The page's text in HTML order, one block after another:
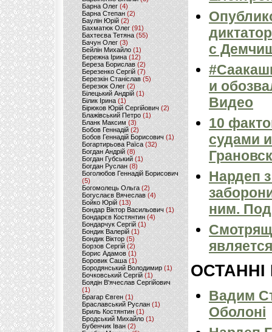
Барна Олег (4)
Барна Степан (2)
Баулін Юрій (2)
Бахматюк Олег (91)
Бахтеєва Тетяна(55)
Бачун Олег (3)
Бейлін Михайло (1)
Бережна Ірина(12)
Береза Борислав(2)
Березенко Сергій (7)
Березкін Станіслав (5)
Березюк Олег(2)
Білецький Андрій (1)
Білик Ірина (1)
Бірюков Юрій Сергійович (2)
Блажівський Петро (1)
Бланк Максим(3)
Бобов Геннадій (2)
Бобов Геннадій Борисович (1)
Богартирьова Раїса (32)
Богдан Андрій(8)
Богдан Губський (1)
Богдан Руслан(8)
Боголюбов Геннадій Борисович
(5)
Богомолець Ольга (2)
Богуслаєв Вячеслав (4)
Бойко Юрій (13)
Бондар Віктор Васильович (1)
Бондарєв Костянтин (4)
Бондарчук Сергій(1)
Бондик Валерій (1)
Бондик Віктор(5)
Борзов Сергiй (2)
Борис Адамов(1)
Боровик Саша (1)
Бородянський Володимир (1)
Бочковський Сергій (1)
Боядін В'ячеслав Сергійович
(1)
Брагар Євген (1)
Браславський Руслан (1)
Бриль Костянтин (1)
Бродський Михайло (1)
Бубенчик Іван(2)
с
и
Видео
10
судами
Нардеп
ним.
ОСТАННІ
Вадим
Оболоні